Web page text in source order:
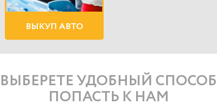
ВЫКУП АВТО
ВЫБЕРЕТЕ УДОБНЫЙ СПОСОБ
ПОПАСТЬ К НАМ